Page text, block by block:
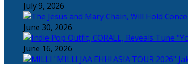
July 9, 2026
June 30, 2026
June 16, 2026